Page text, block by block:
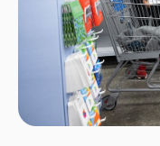
11월 인플레이션이 예상보
점은 호재로 인식됐다. 장기
시장의 금리정점에 대한 기
봉쇄와 폭스콘의 생산 차질
인터네셔널의 증권의 애플
아이폰 프로 모델의 생산지
것으로 전망해 우려를 샀다.